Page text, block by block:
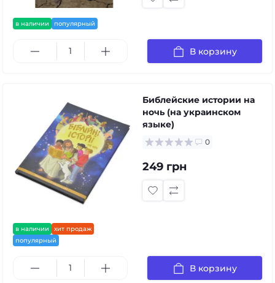
в наличии популярный
В корзину
в наличии
хит продаж
популярный
Библейские истории на
ночь (на украинском
языке)
0
249 грн
В корзину